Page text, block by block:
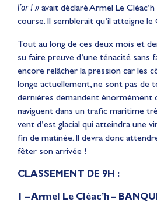
l’or ! » avait déclaré Armel Le
course. Il semblerait qu’il atteigne
Tout au long de ces deux mois et
su faire preuve d’une ténacité sans
encore relâcher la pression car les
longe actuellement, ne sont pas de
dernières demandent énormément
naviguent dans un trafic maritime
vent d’est glacial qui atteindra une
fin de matinée. Il devra donc
fêter son arrivée !
CLASSEMENT DE 9H :
1 – Armel Le Cléac’h –